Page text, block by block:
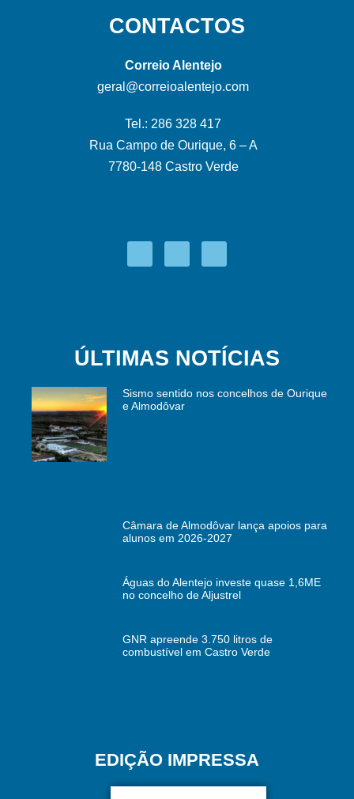
CONTACTOS
Correio Alentejo
geral@correioalentejo.com
Tel.: 286 328 417
Rua Campo de Ourique, 6 – A
7780-148 Castro Verde
ÚLTIMAS NOTÍCIAS
Sismo sentido nos concelhos de Ourique
e Almodôvar
Câmara de Almodôvar lança apoios para
alunos em 2026-2027
Águas do Alentejo investe quase 1,6ME
no concelho de Aljustrel
GNR apreende 3.750 litros de
combustível em Castro Verde
EDIÇÃO IMPRESSA